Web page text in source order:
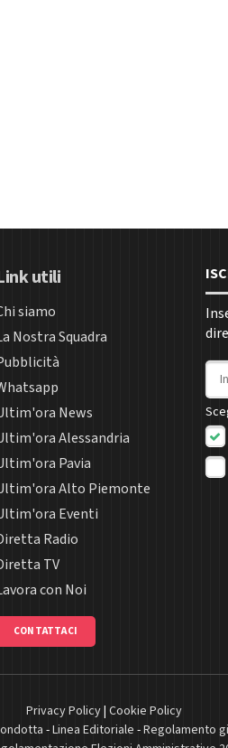
utili
siamo
Nostra Squadra
News
Alessandria
Pavia
Alto Piemonte
Eventi
Radio
TV
con Noi
CONTATTACI
Privacy Policy| Cookie Policy
-Linea Editoriale -Regolamento